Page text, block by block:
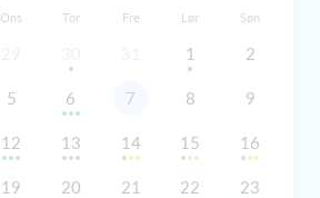
Ons Tor Fre Lør Søn
1 2
5 6 7 8 9
12 13 14 15 16
19 20 21 22 23